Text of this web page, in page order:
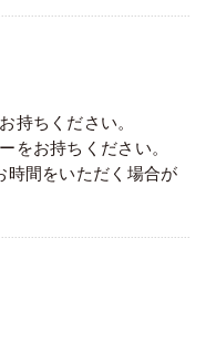
持ちください。
をお持ちください。
間をいただく場合が